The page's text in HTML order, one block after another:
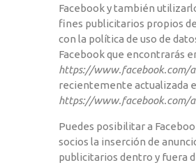
Facebook y también
fines publicitarios propios
con la política de uso de
Facebook que encontrarás
https://www.facebook.com/
recientemente actualizada
https://www.facebook.com/
Puedes posibilitar a
socios la inserción de
publicitarios dentro y fuera